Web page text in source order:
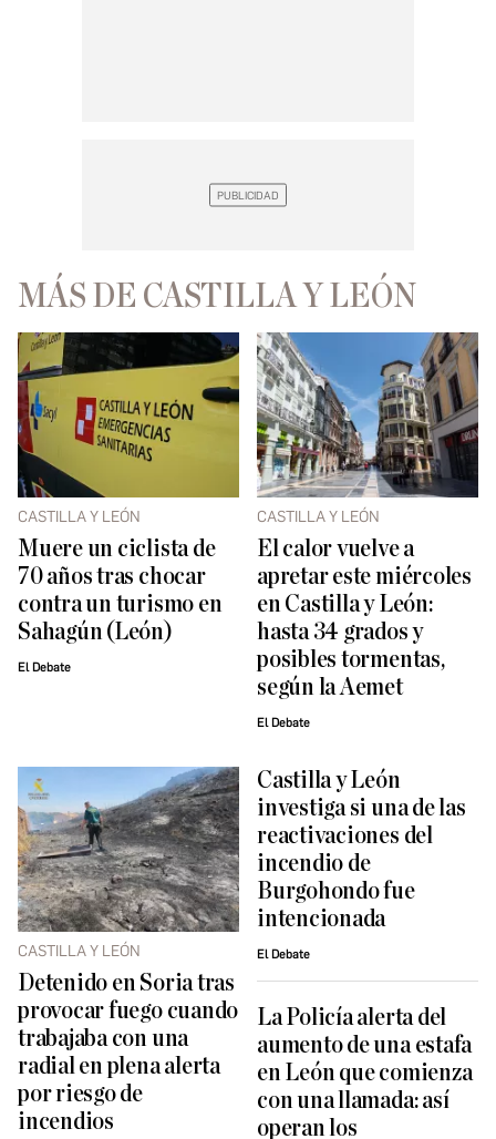
MÁS DE CASTILLA Y LEÓN
CASTILLA Y LEÓN
Muere un ciclista de
70 años tras chocar
contra un turismo en
Sahagún (León)
El Debate
CASTILLA Y LEÓN
El calor vuelve a
apretar este miércoles
en Castilla y León:
hasta 34 grados y
posibles tormentas,
según la Aemet
El Debate
CASTILLA Y LEÓN
Detenido en Soria tras
provocar fuego cuando
trabajaba con una
radial en plena alerta
por riesgo de
incendios
Castilla y León
investiga si una de las
reactivaciones del
incendio de
Burgohondo fue
intencionada
El Debate
La Policía alerta del
aumento de una estafa
en León que comienza
con una llamada: así
operan los